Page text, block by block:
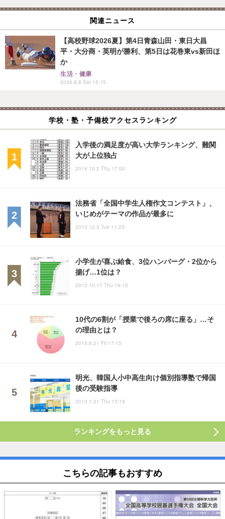
関連ニュース
【高校野球2026夏】第4日青森山田・東日大昌
平・大分商・英明が勝利、第5日は花巻東vs新田ほ
か
生活・健康
2026.8.8 Sat 15:15
学校・塾・予備校アクセスランキング
入学後の満足度が高い大学ランキング、難関
大が上位独占
2014.10.2 Thu 17:00
法務省「全国中学生人権作文コンテスト」、
いじめがテーマの作品が最多に
2013.12.3 Tue 11:23
小学生が喜ぶ給食、3位ハンバーグ・2位から
揚げ…1位は？
2013.10.17 Thu 16:15
10代の6割が「授業で後ろの席に座る」…そ
の理由とは？
2015.8.21 Fri 17:15
明光、韓国人小中高生向け個別指導塾で帰国
後の受験指導
2013.1.31 Thu 13:19
ランキングをもっと見る
こちらの記事もおすすめ